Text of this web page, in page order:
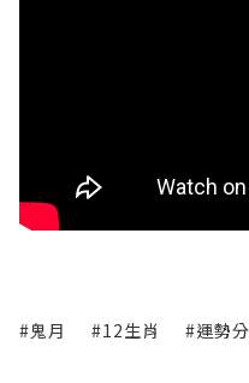
#鬼月 #12生肖 #運勢